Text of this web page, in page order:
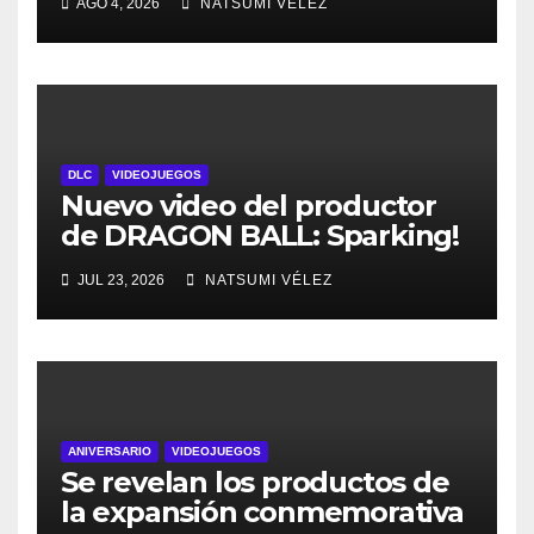
están disponibles las
preventas digitales
AGO 4, 2026 NATSUMI VÉLEZ
DLC VIDEOJUEGOS
Nuevo video del productor
de DRAGON BALL: Sparking!
ZERO detalla el Super Limit-
Breaking NEO DLC
JUL 23, 2026 NATSUMI VÉLEZ
ANIVERSARIO VIDEOJUEGOS
Se revelan los productos de
la expansión conmemorativa